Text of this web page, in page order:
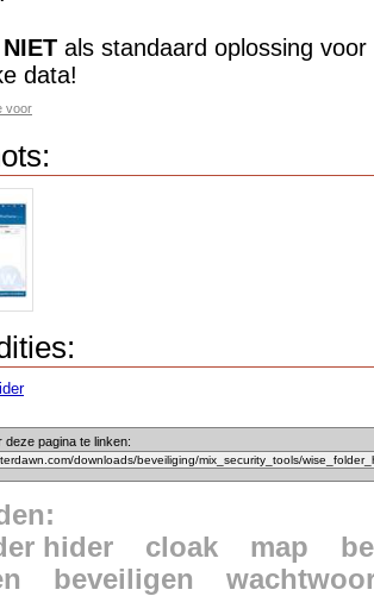
NIET als standaard oplossing
data!
voor
deze pagina te linken:
hider
cloak map
beveiligen